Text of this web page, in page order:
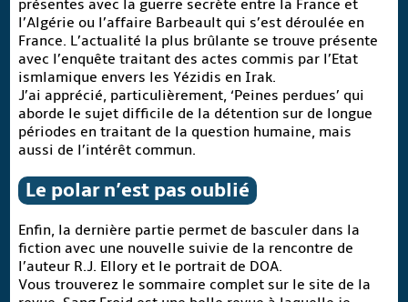
présentes avec la guerre secrète entre la France et
l’Algérie ou l’affaire Barbeault qui s’est déroulée en
France. L’actualité la plus brûlante se trouve présente
avec l’enquête traitant des actes commis par l’Etat
ismlamique envers les Yézidis en Irak.
J’ai apprécié, particulièrement, ‘Peines perdues’ qui
aborde le sujet difficile de la détention sur de longue
périodes en traitant de la question humaine, mais
aussi de l’intérêt commun.
Le polar n’est pas oublié
Enfin, la dernière partie permet de basculer dans la
fiction avec une nouvelle suivie de la rencontre de
l’auteur R.J. Ellory et le portrait de DOA.
Vous trouverez le sommaire complet sur le site de la